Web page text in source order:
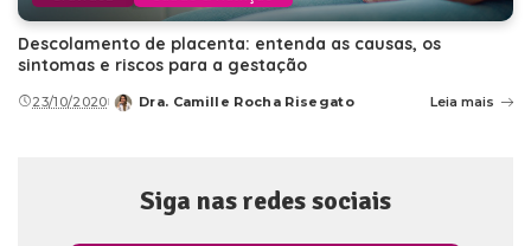
Descolamento de placenta: entenda as causas, os
sintomas e riscos para a gestação
23/10/2020
Posted
Dra. Camille Rocha Risegato Leia mais
Siga nas redes sociais